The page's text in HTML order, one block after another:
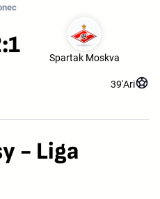
Spartak Moskva
39'Ari
- Liga